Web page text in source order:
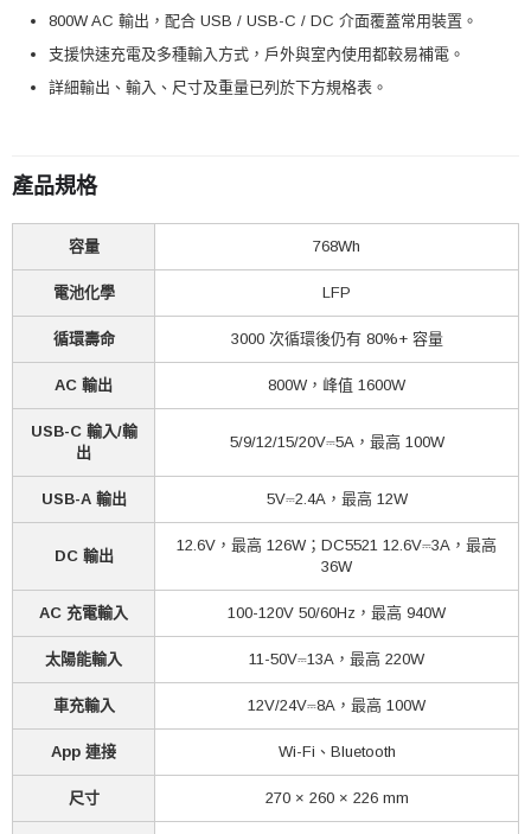
800W AC 輸出，配合 USB / USB-C / DC 介面覆蓋常用裝置。
支援快速充電及多種輸入方式，戶外與室內使用都較易補電。
詳細輸出、輸入、尺寸及重量已列於下方規格表。
產品規格
容量 768Wh
電池化學 LFP
循環壽命 3000 次循環後仍有 80%+ 容量
AC 輸出 800W，峰值 1600W
USB-C 輸入/輸
出
5/9/12/15/20V⎓5A，最高 100W
USB-A 輸出 5V⎓2.4A，最高 12W
DC 輸出
12.6V，最高 126W；DC5521 12.6V⎓3A，最高
36W
AC 充電輸入 100-120V 50/60Hz，最高 940W
太陽能輸入 11-50V⎓13A，最高 220W
車充輸入 12V/24V⎓8A，最高 100W
App 連接 Wi-Fi、Bluetooth
尺寸 270 × 260 × 226 mm